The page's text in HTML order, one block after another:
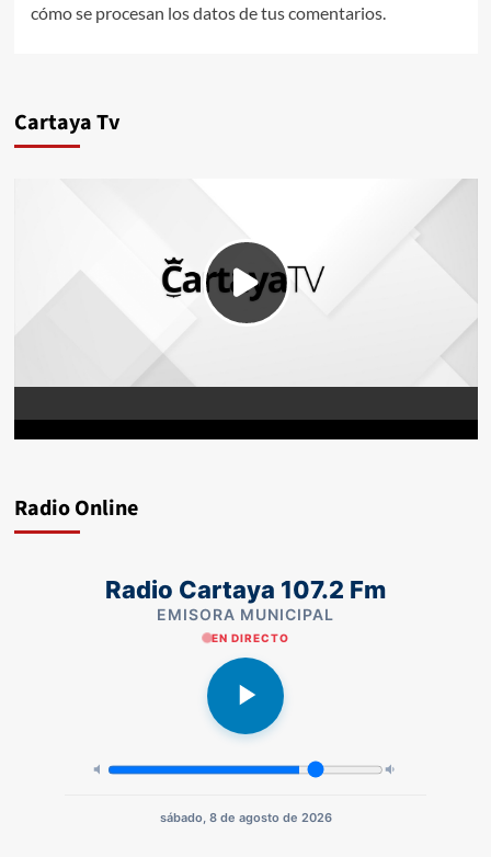
cómo se procesan los datos de tus comentarios.
Cartaya Tv
Radio Online
Radio Cartaya 107.2 Fm
EMISORA MUNICIPAL
EN DIRECTO
sábado, 8 de agosto de 2026